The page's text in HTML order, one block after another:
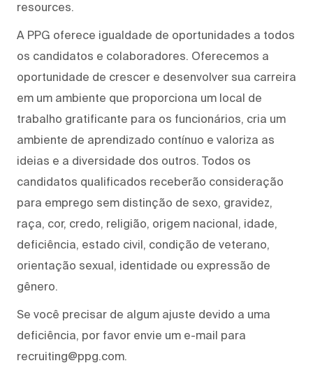
resources.
A PPG oferece igualdade de oportunidades a todos
os candidatos e colaboradores. Oferecemos a
oportunidade de crescer e desenvolver sua carreira
em um ambiente que proporciona um local de
trabalho gratificante para os funcionários, cria um
ambiente de aprendizado contínuo e valoriza as
ideias e a diversidade dos outros. Todos os
candidatos qualificados receberão consideração
para emprego sem distinção de sexo, gravidez,
raça, cor, credo, religião, origem nacional, idade,
deficiência, estado civil, condição de veterano,
orientação sexual, identidade ou expressão de
gênero.
Se você precisar de algum ajuste devido a uma
deficiência, por favor envie um e-mail para
recruiting@ppg.com.